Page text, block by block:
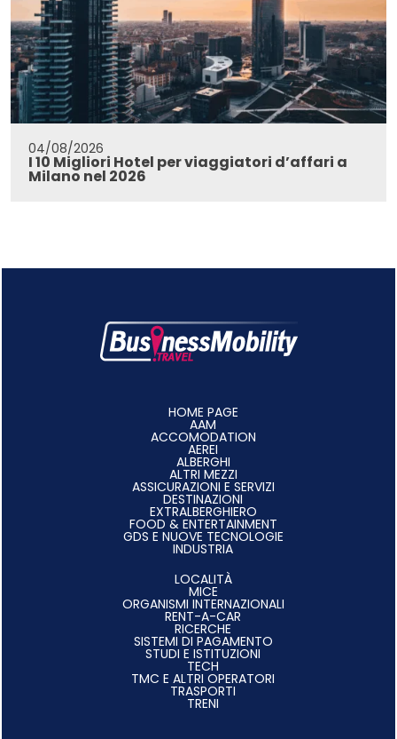
04/08/2026
I 10 Migliori Hotel per viaggiatori d’affari a
Milano nel 2026
HOME PAGE
AAM
ACCOMODATION
AEREI
ALBERGHI
ALTRI MEZZI
ASSICURAZIONI E SERVIZI
DESTINAZIONI
EXTRALBERGHIERO
FOOD & ENTERTAINMENT
GDS E NUOVE TECNOLOGIE
INDUSTRIA
LOCALITÀ
MICE
ORGANISMI INTERNAZIONALI
RENT-A-CAR
RICERCHE
SISTEMI DI PAGAMENTO
STUDI E ISTITUZIONI
TECH
TMC E ALTRI OPERATORI
TRASPORTI
TRENI